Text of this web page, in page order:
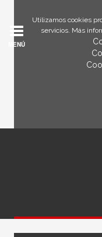
Utilizamos cookies
servicios. Más
MENÚ